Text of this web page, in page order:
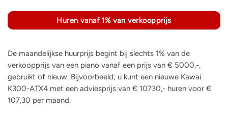
Huren vanaf 1% van verkoopprijs
De maandelijkse huurprijs begint bij slechts 1% van de
verkoopprijs van een piano vanaf een prijs van € 5000,-,
gebruikt of nieuw. Bijvoorbeeld; u kunt een nieuwe Kawai
K300-ATX4 met een adviesprijs van € 10730,- huren voor €
107,30 per maand.